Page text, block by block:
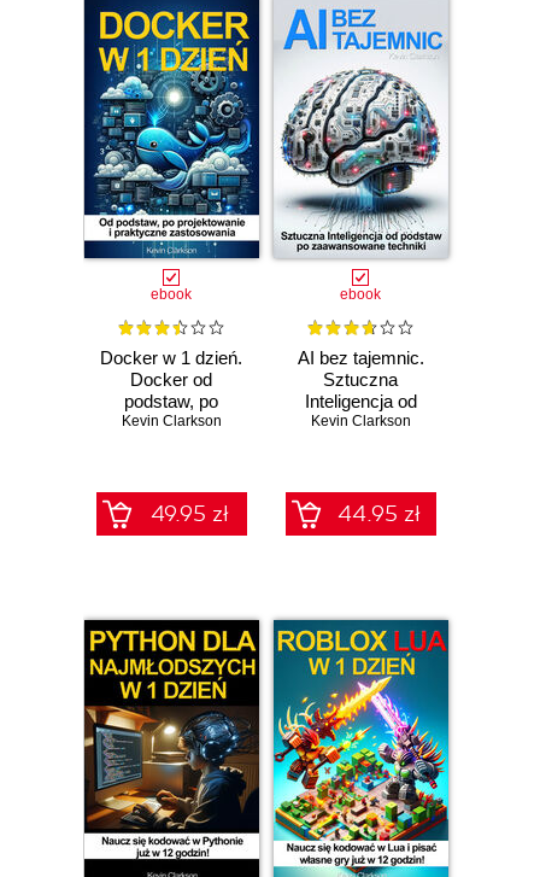
ebook
Docker w 1 dzień.
Docker od
podstaw, po
projektowanie i
Kevin Clarkson
49.95 zł
ebook
AI bez tajemnic.
Sztuczna
Inteligencja od
podstaw po
Kevin Clarkson
44.95 zł